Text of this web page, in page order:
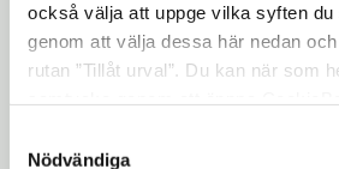
också välja att uppge vilka syften
genom att välja dessa här nedan
rutan ”Tillåt urval”. Du kan när som
"Visa detaljer" kan du läsa om hur
Nödvändiga
Under 2018 firar Stadshuset
och då det också är 40 år
uppfördes och samma år